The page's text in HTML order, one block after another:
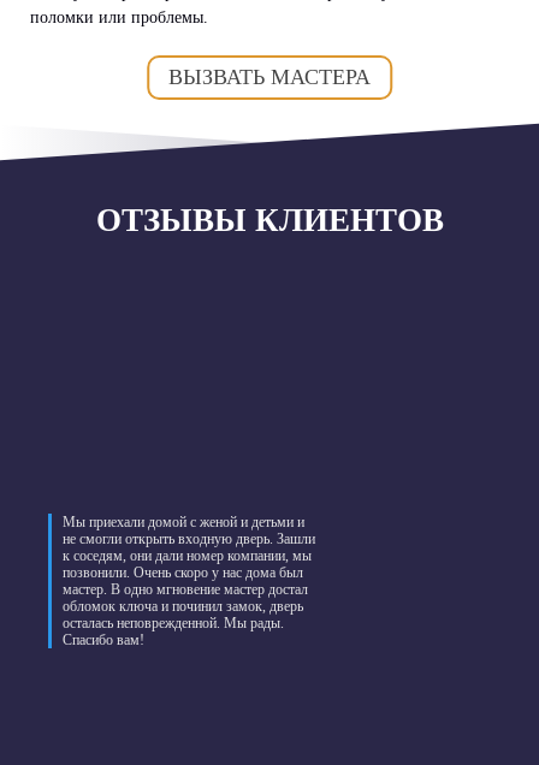
поломки или проблемы.
ВЫЗВАТЬ МАСТЕРА
ОТЗЫВЫ КЛИЕНТОВ
Мы приехали домой с женой и детьми и
не смогли открыть входную дверь. Зашли
к соседям, они дали номер компании, мы
позвонили. Очень скоро у нас дома был
мастер. В одно мгновение мастер достал
обломок ключа и починил замок, дверь
осталась неповрежденной. Мы рады.
Спасибо вам!